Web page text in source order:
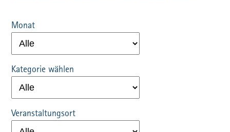
Monat
Kategorie wählen
Veranstaltungsort